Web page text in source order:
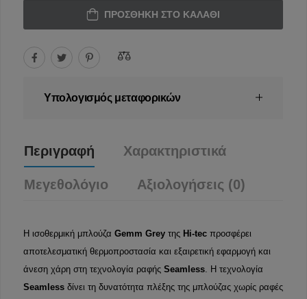
ΠΡΟΣΘΉΚΗ ΣΤΟ ΚΑΛΆΘΙ
Υπολογισμός μεταφορικών
Περιγραφή Χαρακτηριστικά
Μεγεθολόγιο Αξιολογήσεις (0)
Η ισοθερμική μπλούζα Gemm Grey της Hi-tec προσφέρει
αποτελεσματική θερμοπροστασία και εξαιρετική εφαρμογή και
άνεση χάρη στη τεχνολογία ραφής Seamless. H τεχνολογία
Seamless δίνει τη δυνατότητα πλέξης της μπλούζας χωρίς ραφές